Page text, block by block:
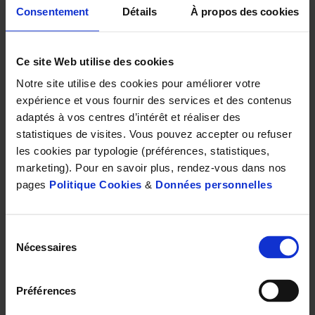
Consentement Détails À propos des cookies
Ce site Web utilise des cookies
Notre site utilise des cookies pour améliorer votre
expérience et vous fournir des services et des contenus
adaptés à vos centres d’intérêt et réaliser des
statistiques de visites. Vous pouvez accepter ou refuser
les cookies par typologie (préférences, statistiques,
marketing). Pour en savoir plus, rendez-vous dans nos
pages Politique Cookies & Données personnelles
Nécessaires
Préférences
Planche de test d’Ishihara
couleursgrâce à des photorécepteurs spécialisés de la
rétine :les cônes. Il existe trois types de cônes selon leur
sensibilité de couleur(bleu-vert-rouge). Chez les
l’impossibilité de distinguer ces deux couleurs. Dans le
langage scientifique, on parle plus volontiers
Plus de contrastes avec les lunettes